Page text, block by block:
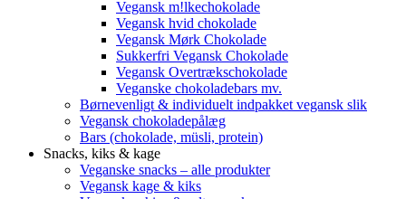
Vegansk m!lkechokolade
Vegansk hvid chokolade
Vegansk Mørk Chokolade
Sukkerfri Vegansk Chokolade
Vegansk Overtrækschokolade
Veganske chokoladebars mv.
Børnevenligt & individuelt indpakket vegansk slik
Vegansk chokoladepålæg
Bars (chokolade, müsli, protein)
Snacks, kiks & kage
Veganske snacks – alle produkter
Vegansk kage & kiks